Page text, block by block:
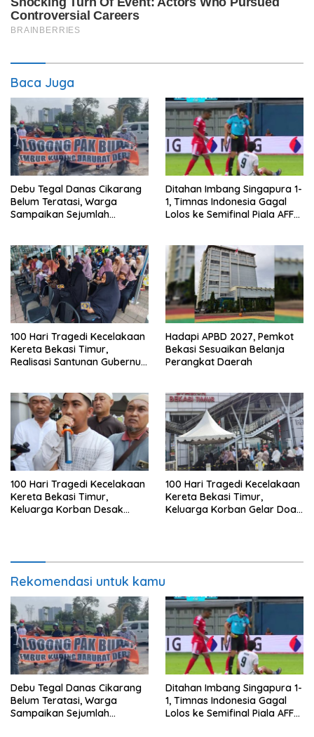
Baca Juga
Debu Tegal Danas Cikarang
Belum Teratasi, Warga
Sampaikan Sejumlah
Ditahan Imbang Singapura 1-
1, Timnas Indonesia Gagal
Lolos ke Semifinal Piala AFF
100 Hari Tragedi Kecelakaan
Kereta Bekasi Timur,
Realisasi Santunan Gubernur
Hadapi APBD 2027, Pemkot
Bekasi Sesuaikan Belanja
Perangkat Daerah
100 Hari Tragedi Kecelakaan
Kereta Bekasi Timur,
Keluarga Korban Desak
100 Hari Tragedi Kecelakaan
Kereta Bekasi Timur,
Keluarga Korban Gelar Doa
Rekomendasi untuk kamu
Debu Tegal Danas Cikarang
Belum Teratasi, Warga
Sampaikan Sejumlah
Ditahan Imbang Singapura 1-
1, Timnas Indonesia Gagal
Lolos ke Semifinal Piala AFF